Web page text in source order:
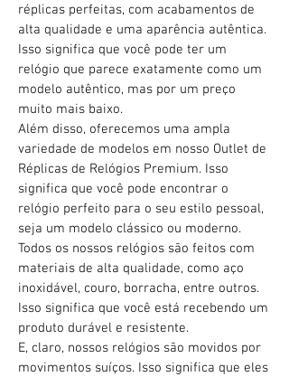
réplicas perfeitas, com acabamentos de
alta qualidade e uma aparência autêntica.
Isso significa que você pode ter um
relógio que parece exatamente como um
modelo autêntico, mas por um preço
muito mais baixo.
Além disso, oferecemos uma ampla
variedade de modelos em nosso Outlet de
Réplicas de Relógios Premium. Isso
significa que você pode encontrar o
relógio perfeito para o seu estilo pessoal,
seja um modelo clássico ou moderno.
Todos os nossos relógios são feitos com
materiais de alta qualidade, como aço
inoxidável, couro, borracha, entre outros.
Isso significa que você está recebendo um
produto durável e resistente.
E, claro, nossos relógios são movidos por
movimentos suíços. Isso significa que eles